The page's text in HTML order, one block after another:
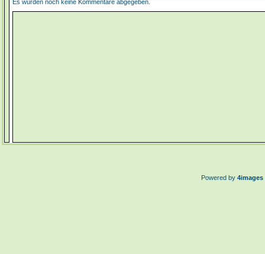
Es wurden noch keine Kommentare abgegeben.
Powered by 4images